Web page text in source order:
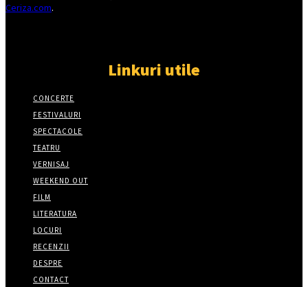
Ceriza.com.
Linkuri utile
CONCERTE
FESTIVALURI
SPECTACOLE
TEATRU
VERNISAJ
WEEKEND OUT
FILM
LITERATURA
LOCURI
RECENZII
DESPRE
CONTACT